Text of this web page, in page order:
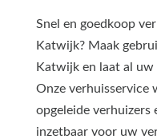
Snel en goedkoop
Katwijk? Maak
Katwijk en laat al uw
Onze verhuisservice
opgeleide verhuizers
inzetbaar voor uw